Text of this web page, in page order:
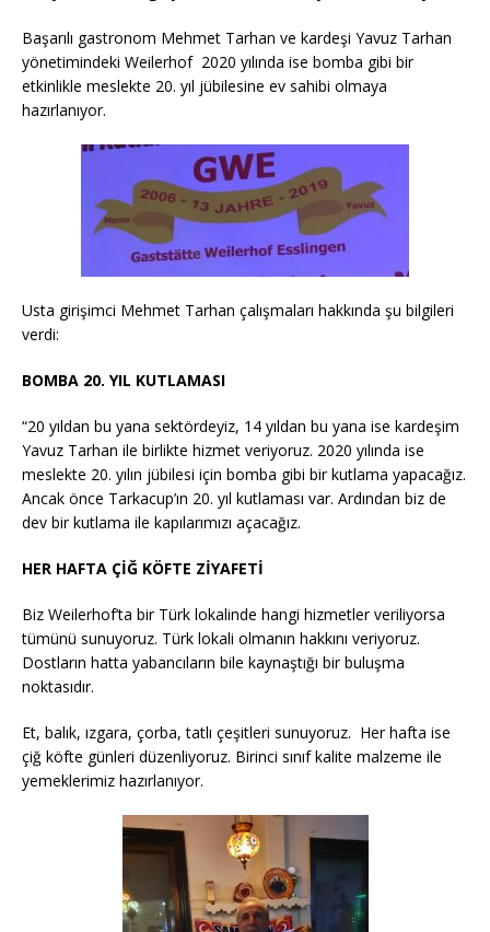
o
o
k
p
p
e n
k
Başarılı gastronom Mehmet Tarhan ve kardeşi Yavuz Tarhan
yönetimindeki Weilerhof 2020 yılında ise bomba gibi bir
etkinlikle meslekte 20. yıl jübilesine ev sahibi olmaya
hazırlanıyor.
Usta girişimci Mehmet Tarhan çalışmaları hakkında şu bilgileri
verdi:
BOMBA 20. YIL KUTLAMASI
“20 yıldan bu yana sektördeyiz, 14 yıldan bu yana ise kardeşim
Yavuz Tarhan ile birlikte hizmet veriyoruz. 2020 yılında ise
meslekte 20. yılın jübilesi için bomba gibi bir kutlama yapacağız.
Ancak önce Tarkacup’ın 20. yıl kutlaması var. Ardından biz de
dev bir kutlama ile kapılarımızı açacağız.
HER HAFTA ÇİĞ KÖFTE ZİYAFETİ
Biz Weilerhof’ta bir Türk lokalinde hangi hizmetler veriliyorsa
tümünü sunuyoruz. Türk lokali olmanın hakkını veriyoruz.
Dostların hatta yabancıların bile kaynaştığı bir buluşma
noktasıdır.
Et, balık, ızgara, çorba, tatlı çeşitleri sunuyoruz. Her hafta ise
çiğ köfte günleri düzenliyoruz. Birinci sınıf kalite malzeme ile
yemeklerimiz hazırlanıyor.